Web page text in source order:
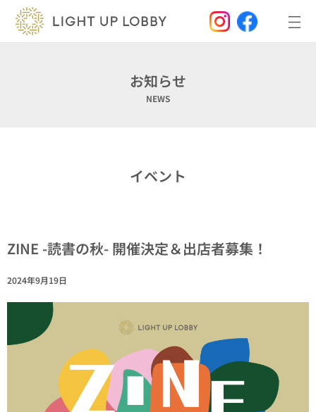
ス
お知らせ
NEWS
イベント
ZINE -読書の秋- 開催決定＆出店者募集！
2024年9月19日